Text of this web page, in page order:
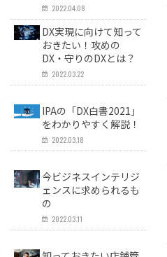
2022.04.08
DX実現に向けて知って
おきたい！攻めの
DX・守りのDXとは？
2022.03.22
IPAの「DX白書2021」
をわかりやすく解説！
2022.03.18
今ビジネスインテリジ
ェンスに求められるも
の
2022.03.11